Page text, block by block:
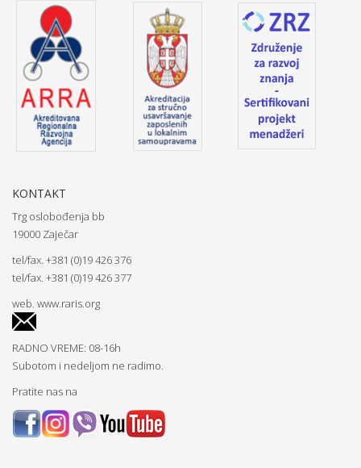
KONTAKT
Trg oslobođenja bb
19000 Zaječar
tel/fax. +381 (0)19 426 376
tel/fax. +381 (0)19 426 377
web. www.raris.org
RADNO VREME: 08-16h
Subotom i nedeljom ne radimo.
Pratite nas na